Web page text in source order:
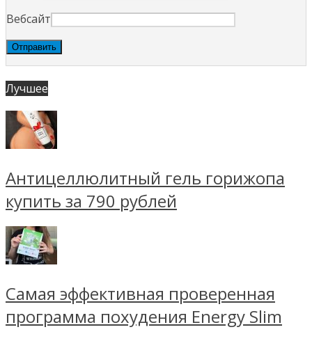
Вебсайт
Лучшее
Антицеллюлитный гель горижопа
купить за 790 рублей
Самая эффективная проверенная
программа похудения Energy Slim